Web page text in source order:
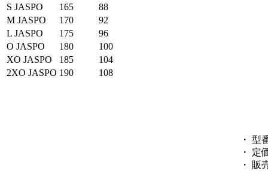
S JASPO
165
88
M JASPO
170
92
L JASPO
175
96
O JASPO
180
100
XO JASPO
185
104
2XO JASPO 190 108
・ 型
・ 定
・ 販